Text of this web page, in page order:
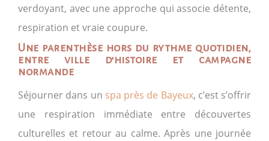
verdoyant, avec une approche qui associe détente,
respiration et vraie coupure.
Une parenthèse hors du rythme quotidien,
entre ville d’histoire et campagne
normande
Séjourner dans un spa près de Bayeux, c’est s’offrir
une respiration immédiate entre découvertes
culturelles et retour au calme. Après une journée